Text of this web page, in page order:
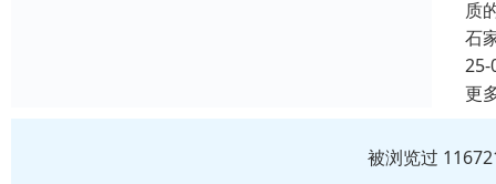
质
石
25-
更
被浏览过